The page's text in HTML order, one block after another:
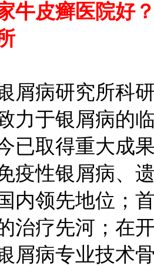
皮癣医院好
病研究所科研
力于银屑病的
已取得重大成
疫性银屑病、
内领先地位；
治疗先河；在
屑病专业技术